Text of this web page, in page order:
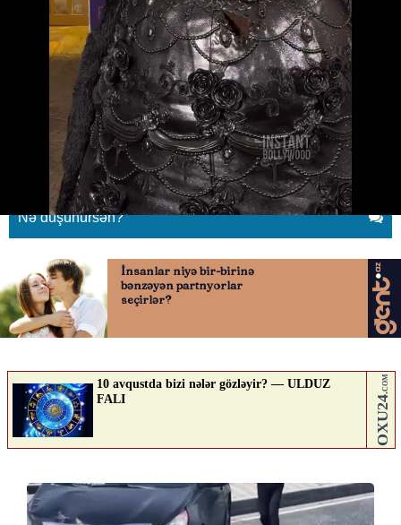
Onları “yeməli don”una qonaq
08.05.2026
QAFQAZINFO.AZ ABUNƏ OL
Nə düşünürsən?